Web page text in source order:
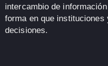
intercambio de
forma en que instituciones
decisiones.